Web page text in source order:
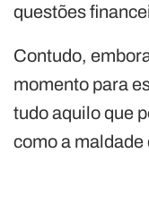
questões
Contudo,
momento para
tudo aquilo que
como a maldade